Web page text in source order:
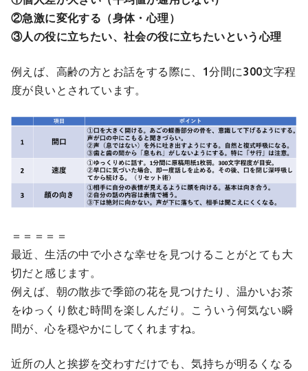
②急激に変化する（身体・心理）
③人の役に立ちたい、社会の役に立ちたいという心理
例えば、高齢の方とお話をする際に、1分間に300文字程
度が良いとされています。
＝＝＝＝＝
最近、生活の中で小さな幸せを見つけることがとても大
切だと感じます。
例えば、朝の散歩で季節の花を見つけたり、温かいお茶
をゆっくり飲む時間を楽しんだり。こういう何気ない瞬
間が、心を穏やかにしてくれますね。
近所の人と挨拶を交わすだけでも、気持ちが明るくなる